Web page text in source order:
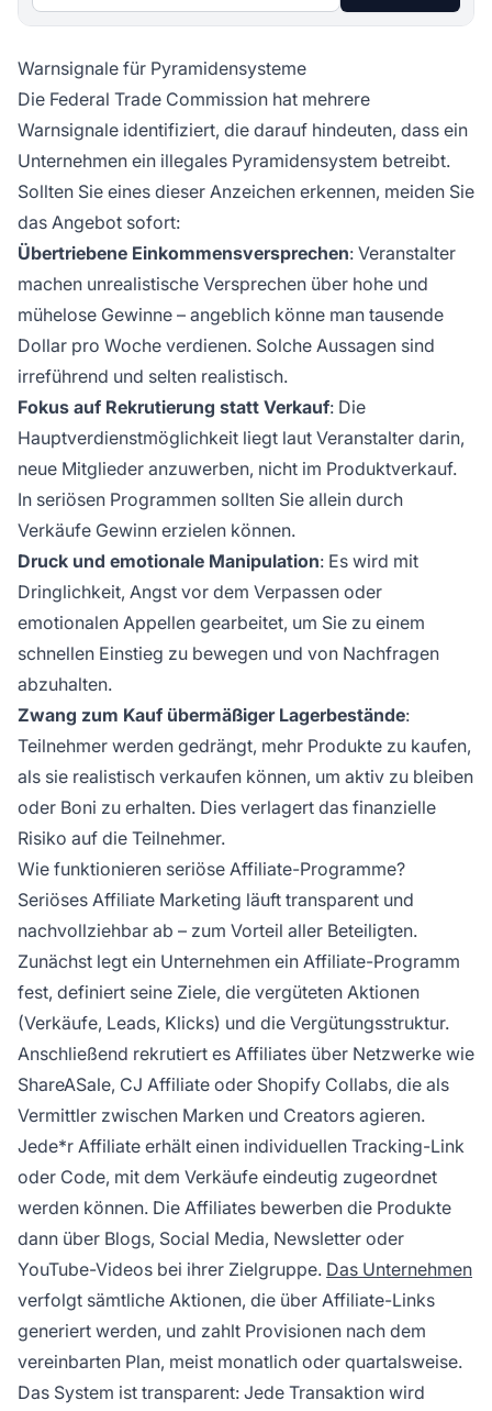
Warnsignale für Pyramidensysteme
Die Federal Trade Commission hat mehrere
Warnsignale identifiziert, die darauf hindeuten, dass ein
Unternehmen ein illegales Pyramidensystem betreibt.
Sollten Sie eines dieser Anzeichen erkennen, meiden Sie
das Angebot sofort:
Übertriebene Einkommensversprechen: Veranstalter
machen unrealistische Versprechen über hohe und
mühelose Gewinne – angeblich könne man tausende
Dollar pro Woche verdienen. Solche Aussagen sind
irreführend und selten realistisch.
Fokus auf Rekrutierung statt Verkauf: Die
Hauptverdienstmöglichkeit liegt laut Veranstalter darin,
neue Mitglieder anzuwerben, nicht im Produktverkauf.
In seriösen Programmen sollten Sie allein durch
Verkäufe Gewinn erzielen können.
Druck und emotionale Manipulation: Es wird mit
Dringlichkeit, Angst vor dem Verpassen oder
emotionalen Appellen gearbeitet, um Sie zu einem
schnellen Einstieg zu bewegen und von Nachfragen
abzuhalten.
Zwang zum Kauf übermäßiger Lagerbestände:
Teilnehmer werden gedrängt, mehr Produkte zu kaufen,
als sie realistisch verkaufen können, um aktiv zu bleiben
oder Boni zu erhalten. Dies verlagert das finanzielle
Risiko auf die Teilnehmer.
Wie funktionieren seriöse Affiliate-Programme?
Seriöses Affiliate Marketing läuft transparent und
nachvollziehbar ab – zum Vorteil aller Beteiligten.
Zunächst legt ein Unternehmen ein Affiliate-Programm
fest, definiert seine Ziele, die vergüteten Aktionen
(Verkäufe, Leads, Klicks) und die Vergütungsstruktur.
Anschließend rekrutiert es Affiliates über Netzwerke wie
ShareASale, CJ Affiliate oder Shopify Collabs, die als
Vermittler zwischen Marken und Creators agieren.
Jede*r Affiliate erhält einen individuellen Tracking-Link
oder Code, mit dem Verkäufe eindeutig zugeordnet
werden können. Die Affiliates bewerben die Produkte
dann über Blogs, Social Media, Newsletter oder
YouTube-Videos bei ihrer Zielgruppe. Das Unternehmen
verfolgt sämtliche Aktionen, die über Affiliate-Links
generiert werden, und zahlt Provisionen nach dem
vereinbarten Plan, meist monatlich oder quartalsweise.
Das System ist transparent: Jede Transaktion wird